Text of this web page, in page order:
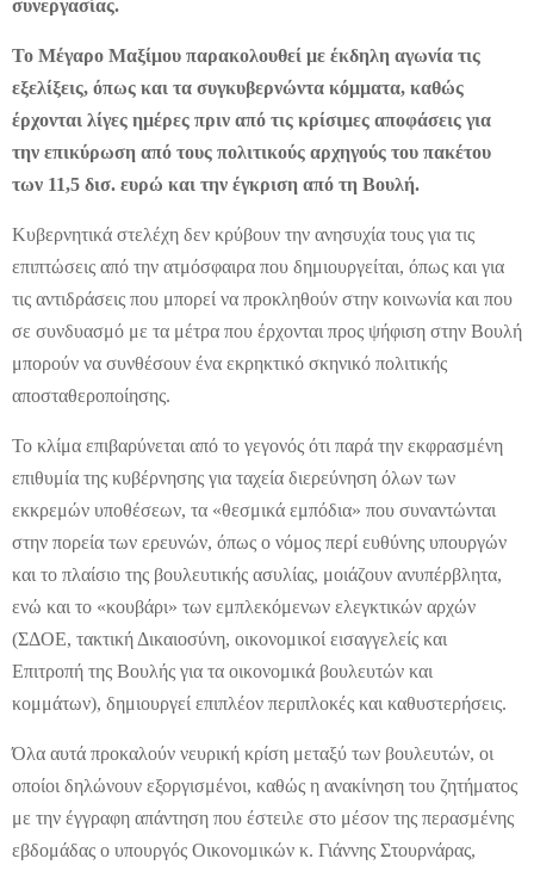
συνεργασίας.
Το Μέγαρο Μαξίμου παρακολουθεί με έκδηλη αγωνία τις
εξελίξεις, όπως και τα συγκυβερνώντα κόμματα, καθώς
έρχονται λίγες ημέρες πριν από τις κρίσιμες αποφάσεις για
την επικύρωση από τους πολιτικούς αρχηγούς του πακέτου
των 11,5 δισ. ευρώ και την έγκριση από τη Βουλή.
Κυβερνητικά στελέχη δεν κρύβουν την ανησυχία τους για τις
επιπτώσεις από την ατμόσφαιρα που δημιουργείται, όπως και για
τις αντιδράσεις που μπορεί να προκληθούν στην κοινωνία και που
σε συνδυασμό με τα μέτρα που έρχονται προς ψήφιση στην Βουλή
μπορούν να συνθέσουν ένα εκρηκτικό σκηνικό πολιτικής
αποσταθεροποίησης.
Το κλίμα επιβαρύνεται από το γεγονός ότι παρά την εκφρασμένη
επιθυμία της κυβέρνησης για ταχεία διερεύνηση όλων των
εκκρεμών υποθέσεων, τα «θεσμικά εμπόδια» που συναντώνται
στην πορεία των ερευνών, όπως ο νόμος περί ευθύνης υπουργών
και το πλαίσιο της βουλευτικής ασυλίας, μοιάζουν ανυπέρβλητα,
ενώ και το «κουβάρι» των εμπλεκόμενων ελεγκτικών αρχών
(ΣΔΟΕ, τακτική Δικαιοσύνη, οικονομικοί εισαγγελείς και
Επιτροπή της Βουλής για τα οικονομικά βουλευτών και
κομμάτων), δημιουργεί επιπλέον περιπλοκές και καθυστερήσεις.
Όλα αυτά προκαλούν νευρική κρίση μεταξύ των βουλευτών, οι
οποίοι δηλώνουν εξοργισμένοι, καθώς η ανακίνηση του ζητήματος
με την έγγραφη απάντηση που έστειλε στο μέσον της περασμένης
εβδομάδας ο υπουργός Οικονομικών κ. Γιάννης Στουρνάρας,